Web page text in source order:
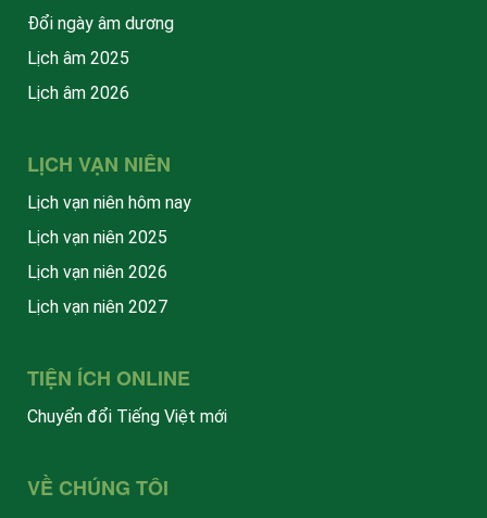
Đổi ngày âm dương
Lịch âm 2025
Lịch âm 2026
LỊCH VẠN NIÊN
Lịch vạn niên hôm nay
Lịch vạn niên 2025
Lịch vạn niên 2026
Lịch vạn niên 2027
TIỆN ÍCH ONLINE
Chuyển đổi Tiếng Việt mới
VỀ CHÚNG TÔI